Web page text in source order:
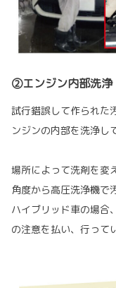
②エンジン内部洗浄
試行錯誤して作られた
ンジンの内部を洗浄し
場所によって洗剤を変
角度から高圧洗浄機で
ハイブリッド車の場合
の注意を払い、行って